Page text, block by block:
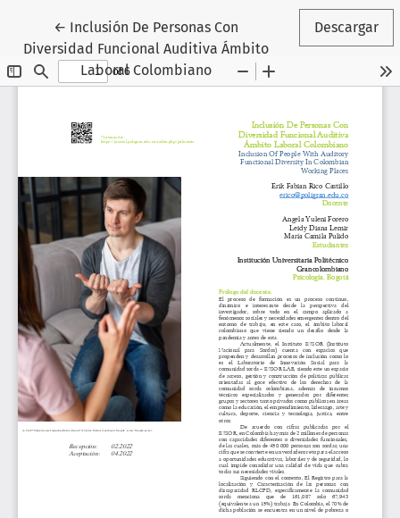
← Volver a los detalles del artículo
Inclusión De Personas Con
Diversidad Funcional Auditiva Ámbito
Laboral Colombiano
Descargar